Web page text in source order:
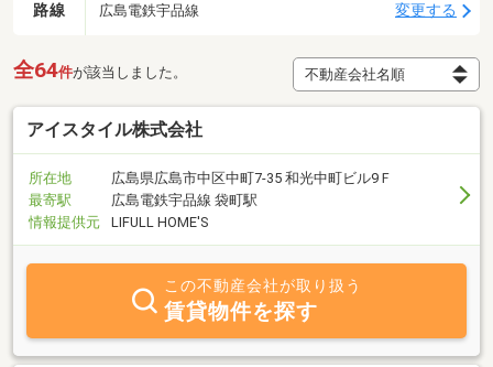
路線 広島電鉄宇品線 変更する
全64件が該当しました。
アイスタイル株式会社
所在地
広島県広島市中区中町7-35 和光中町ビル9Ｆ
最寄駅
広島電鉄宇品線 袋町駅
情報提供元
LIFULL HOME'S
この不動産会社が取り扱う
賃貸物件を探す